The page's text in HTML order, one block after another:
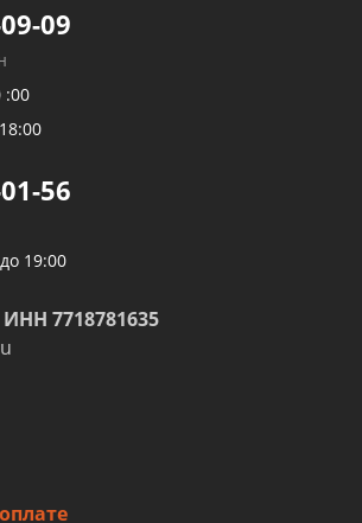
и турбин
стальных
и штуцеров
09
:00
56
19:00
7718781635